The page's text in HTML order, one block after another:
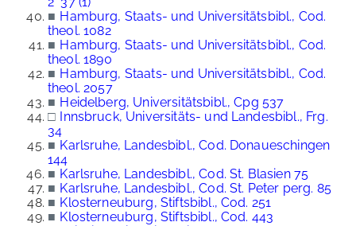
■ Hamburg, Staats- und Universitätsbibl., Cod.
theol. 1082
■ Hamburg, Staats- und Universitätsbibl., Cod.
theol. 1890
■ Hamburg, Staats- und Universitätsbibl., Cod.
theol. 2057
■ Heidelberg, Universitätsbibl., Cpg 537
□ Innsbruck, Universitäts- und Landesbibl., Frg.
34
■ Karlsruhe, Landesbibl., Cod. Donaueschingen
144
■ Karlsruhe, Landesbibl., Cod. St. Blasien 75
■ Karlsruhe, Landesbibl., Cod. St. Peter perg. 85
■ Klosterneuburg, Stiftsbibl., Cod. 251
■ Klosterneuburg, Stiftsbibl., Cod. 443